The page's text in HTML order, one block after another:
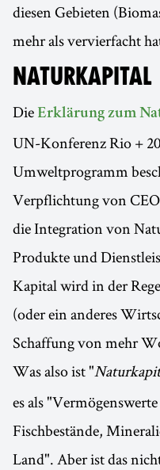
diesen Gebieten
mehr als vervierfacht
NATURKAPITAL
Die Erklärung zum
UN-Konferenz Rio +
Umweltprogramm
Verpflichtung von
die Integration von
Produkte und
Kapital wird in der
(oder ein anderes
Schaffung von mehr
Was also ist "
es als
Fischbestände,
Land". Aber ist das